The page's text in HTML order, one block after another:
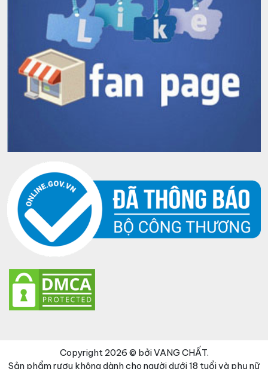
Copyright 2026 © bởi VANG CHẤT.
Sản phẩm rượu không dành cho người dưới 18 tuổi và phụ nữ